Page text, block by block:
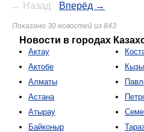
← Назад Вперёд →
Показано 30 новостей из 843
Новости в городах
Актау
Актобе
Алматы
Астана
Атырау
Байконыр